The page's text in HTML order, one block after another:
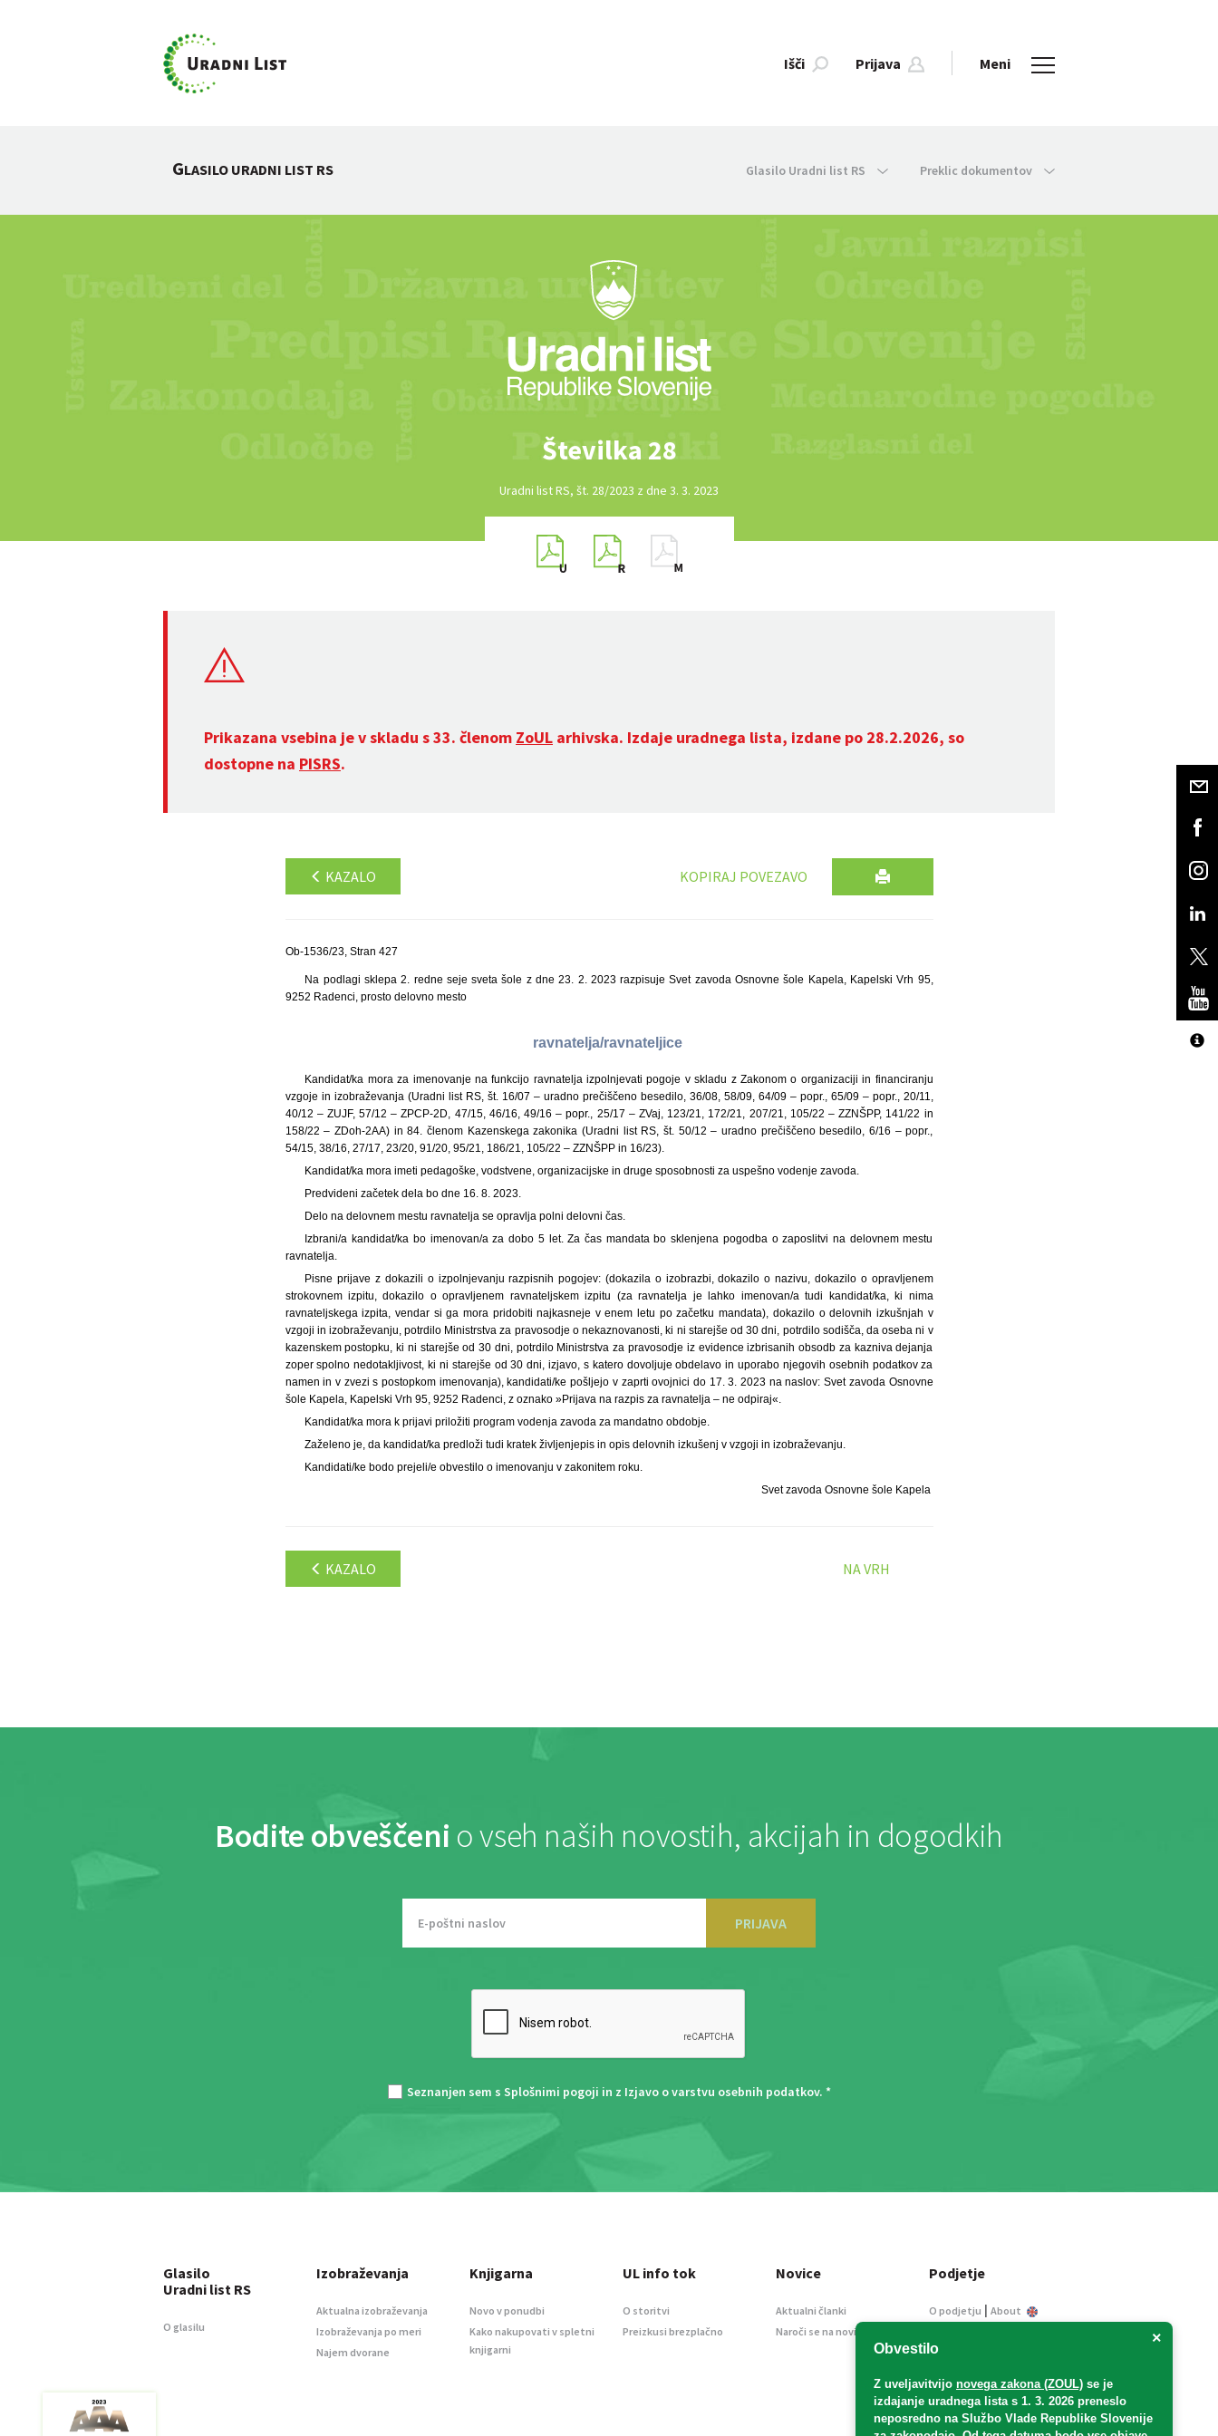
Išči Prijava Meni
GLASILO URADNI LIST RS Glasilo Uradni list RS Preklic dokumentov
Številka 28
Uradni list RS, št. 28/2023 z dne 3. 3. 2023
Prikazana vsebina je v skladu s 33. členom ZoUL arhivska. Izdaje uradnega lista, izdane po 28.2.2026, so
dostopne na PISRS.
KAZALO KOPIRAJ POVEZAVO
Ob-1536/23, Stran 427
Na podlagi sklepa 2. redne seje sveta šole z dne 23. 2. 2023 razpisuje Svet zavoda Osnovne šole Kapela, Kapelski Vrh 95,
9252 Radenci, prosto delovno mesto
ravnatelja/ravnateljice
Kandidat/ka mora za imenovanje na funkcijo ravnatelja izpolnjevati pogoje v skladu z Zakonom o organizaciji in financiranju
vzgoje in izobraževanja (Uradni list RS, št. 16/07 – uradno prečiščeno besedilo, 36/08, 58/09, 64/09 – popr., 65/09 – popr., 20/11,
40/12 – ZUJF, 57/12 – ZPCP-2D, 47/15, 46/16, 49/16 – popr., 25/17 – ZVaj, 123/21, 172/21, 207/21, 105/22 – ZZNŠPP, 141/22 in
158/22 – ZDoh-2AA) in 84. členom Kazenskega zakonika (Uradni list RS, št. 50/12 – uradno prečiščeno besedilo, 6/16 – popr.,
54/15, 38/16, 27/17, 23/20, 91/20, 95/21, 186/21, 105/22 – ZZNŠPP in 16/23).
Kandidat/ka mora imeti pedagoške, vodstvene, organizacijske in druge sposobnosti za uspešno vodenje zavoda.
Predvideni začetek dela bo dne 16. 8. 2023.
Delo na delovnem mestu ravnatelja se opravlja polni delovni čas.
Izbrani/a kandidat/ka bo imenovan/a za dobo 5 let. Za čas mandata bo sklenjena pogodba o zaposlitvi na delovnem mestu
ravnatelja.
Pisne prijave z dokazili o izpolnjevanju razpisnih pogojev: (dokazila o izobrazbi, dokazilo o nazivu, dokazilo o opravljenem
strokovnem izpitu, dokazilo o opravljenem ravnateljskem izpitu (za ravnatelja je lahko imenovan/a tudi kandidat/ka, ki nima
ravnateljskega izpita, vendar si ga mora pridobiti najkasneje v enem letu po začetku mandata), dokazilo o delovnih izkušnjah v
vzgoji in izobraževanju, potrdilo Ministrstva za pravosodje o nekaznovanosti, ki ni starejše od 30 dni, potrdilo sodišča, da oseba ni v
kazenskem postopku, ki ni starejše od 30 dni, potrdilo Ministrstva za pravosodje iz evidence izbrisanih obsodb za kazniva dejanja
zoper spolno nedotakljivost, ki ni starejše od 30 dni, izjavo, s katero dovoljuje obdelavo in uporabo njegovih osebnih podatkov za
namen in v zvezi s postopkom imenovanja), kandidati/ke pošljejo v zaprti ovojnici do 17. 3. 2023 na naslov: Svet zavoda Osnovne
šole Kapela, Kapelski Vrh 95, 9252 Radenci, z oznako »Prijava na razpis za ravnatelja – ne odpiraj«.
Kandidat/ka mora k prijavi priložiti program vodenja zavoda za mandatno obdobje.
Zaželeno je, da kandidat/ka predloži tudi kratek življenjepis in opis delovnih izkušenj v vzgoji in izobraževanju.
Kandidati/ke bodo prejeli/e obvestilo o imenovanju v zakonitem roku.
Svet zavoda Osnovne šole Kapela
KAZALO NA VRH
Bodite obveščeni o vseh naših novostih, akcijah in dogodkih
PRIJAVA
Seznanjen sem s Splošnimi pogoji in z Izjavo o varstvu osebnih podatkov. *
×
Obvestilo
Z uveljavitvijo novega zakona (ZOUL) se je
izdajanje uradnega lista s 1. 3. 2026 preneslo
neposredno na Službo Vlade Republike Slovenije
Glasilo
Uradni list RS
O glasilu
Izobraževanja
Aktualna izobraževanja
Izobraževanja po meri
Najem dvorane
Knjigarna
Novo v ponudbi
Kako nakupovati v spletni
knjigarni
UL info tok
O storitvi
Preizkusi brezplačno
Novice
Aktualni članki
Naroči se na novice
Podjetje
O podjetju | About
Informacije javnega
Oglaševanje
Splošni pogoji
Izjava o varstvu osebnih